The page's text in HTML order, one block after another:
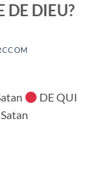
DE DIEU?
DE QUI